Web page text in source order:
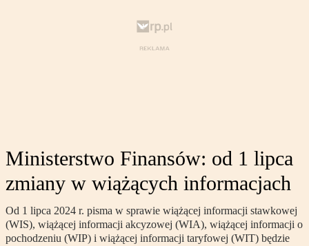
Ministerstwo Finansów: od 1 lipca
zmiany w wiążących informacjach
Od 1 lipca 2024 r. pisma w sprawie wiążącej informacji stawkowej
(WIS), wiążącej informacji akcyzowej (WIA), wiążącej informacji o
pochodzeniu (WIP) i wiążącej informacji taryfowej (WIT) będzie